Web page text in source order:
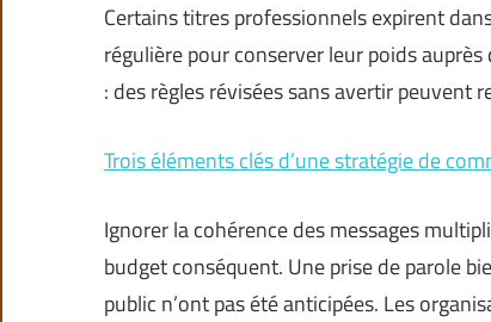
Certains titres professionnels expirent
régulière pour conserver leur poids
: des règles révisées sans avertir peuvent
Trois éléments clés d’une stratégie de
Ignorer la cohérence des messages
budget conséquent. Une prise de parole
public n’ont pas été anticipées. Les